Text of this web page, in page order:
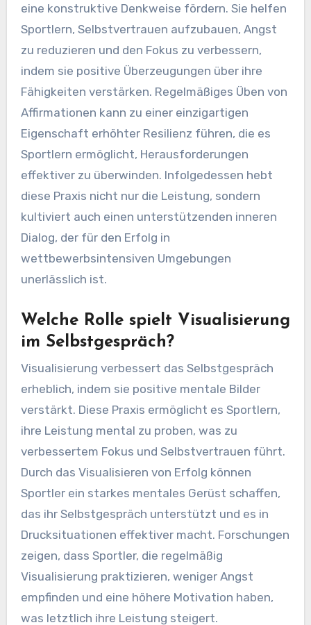
eine konstruktive Denkweise fördern. Sie helfen
Sportlern, Selbstvertrauen aufzubauen, Angst
zu reduzieren und den Fokus zu verbessern,
indem sie positive Überzeugungen über ihre
Fähigkeiten verstärken. Regelmäßiges Üben von
Affirmationen kann zu einer einzigartigen
Eigenschaft erhöhter Resilienz führen, die es
Sportlern ermöglicht, Herausforderungen
effektiver zu überwinden. Infolgedessen hebt
diese Praxis nicht nur die Leistung, sondern
kultiviert auch einen unterstützenden inneren
Dialog, der für den Erfolg in
wettbewerbsintensiven Umgebungen
unerlässlich ist.
Welche Rolle spielt Visualisierung
im Selbstgespräch?
Visualisierung verbessert das Selbstgespräch
erheblich, indem sie positive mentale Bilder
verstärkt. Diese Praxis ermöglicht es Sportlern,
ihre Leistung mental zu proben, was zu
verbessertem Fokus und Selbstvertrauen führt.
Durch das Visualisieren von Erfolg können
Sportler ein starkes mentales Gerüst schaffen,
das ihr Selbstgespräch unterstützt und es in
Drucksituationen effektiver macht. Forschungen
zeigen, dass Sportler, die regelmäßig
Visualisierung praktizieren, weniger Angst
empfinden und eine höhere Motivation haben,
was letztlich ihre Leistung steigert.